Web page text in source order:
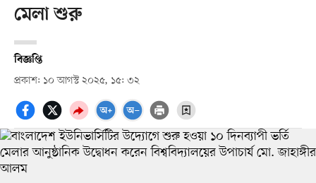
মেলা শুরু
বিজ্ঞপ্তি
প্রকাশ: ১০ আগস্ট ২০২৫, ১৫: ৩২